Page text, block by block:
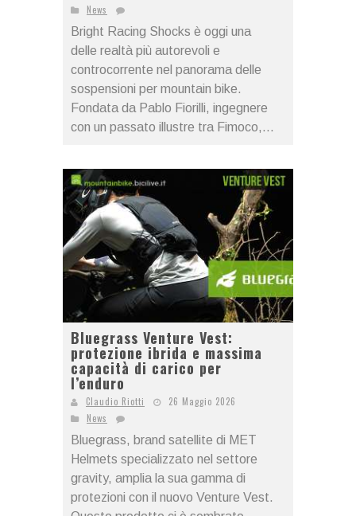
News
Bright Racing Shocks è oggi una
delle realtà più autorevoli e
controcorrente nel panorama delle
sospensioni per mountain bike.
Fondata da Pablo Fiorilli, ingegnere
con un passato illustre tra Fimoco,...
Bluegrass Venture Vest:
protezione ibrida e massima
capacità di carico per
l’enduro
Claudio Riotti
26 Maggio 2026
News
Bluegrass, brand satellite di MET
Helmets specializzato nel settore
gravity, amplia la sua gamma di
protezioni con il nuovo Venture Vest.